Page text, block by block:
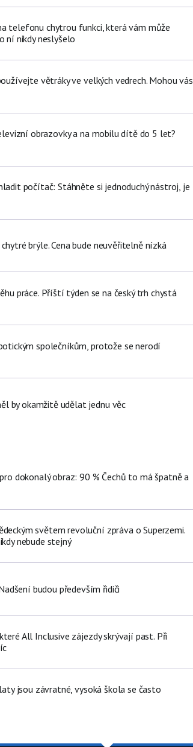
telefonu chytrou funkci, která vám může
ní nikdy neslyšelo
větráky ve velkých vedrech. Mohou vás
obrazovky a na mobilu dítě do 5 let?
počítač: Stáhněte si jednoduchý nástroj, je
brýle. Cena bude neuvěřitelně nízká
práce. Příští týden se na český trh chystá
společníkům, protože se nerodí
by okamžitě udělat jednu věc
dokonalý obraz: 90 % Čechů to má špatně a
světem revoluční zpráva o Superzemi.
nebude stejný
budou především řidiči
All Inclusive zájezdy skrývají past. Při
jsou závratné, vysoká škola se často